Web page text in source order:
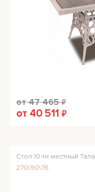
от 47 465₽
от 40 511 ₽
Стол 10-ти местный Тала
270\90\76